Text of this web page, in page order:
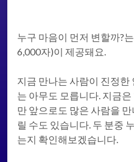
누구 마음이 먼저 변할까?
6,000자)이 제공돼요.
지금 만나는 사람이 진정한
는 아무도 모릅니다. 지금
만 앞으로도 많은 사람을
릴 수도 있습니다. 두 분중
는지 확인해보겠습니다.